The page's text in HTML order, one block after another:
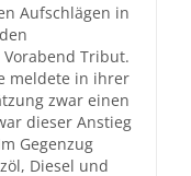
Aufschlägen in
Vorabend Tribut.
meldete in ihrer
zwar einen
dieser Anstieg
Gegenzug
Diesel und